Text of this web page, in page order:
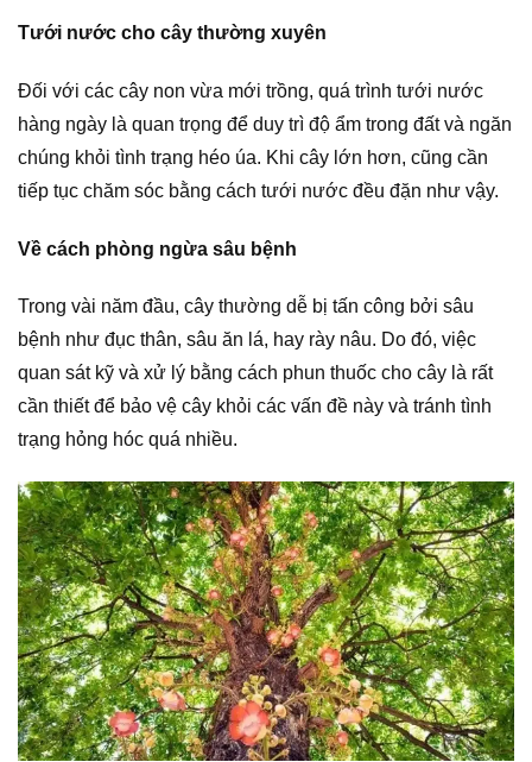
Tưới nước cho cây thường xuyên
Đối với các cây non vừa mới trồng, quá trình tưới nước
hàng ngày là quan trọng để duy trì độ ẩm trong đất và ngăn
chúng khỏi tình trạng héo úa. Khi cây lớn hơn, cũng cần
tiếp tục chăm sóc bằng cách tưới nước đều đặn như vậy.
Về cách phòng ngừa sâu bệnh
Trong vài năm đầu, cây thường dễ bị tấn công bởi sâu
bệnh như đục thân, sâu ăn lá, hay rày nâu. Do đó, việc
quan sát kỹ và xử lý bằng cách phun thuốc cho cây là rất
cần thiết để bảo vệ cây khỏi các vấn đề này và tránh tình
trạng hỏng hóc quá nhiều.